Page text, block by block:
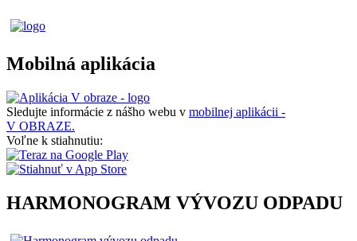
Mobilná aplikácia
Sledujte informácie z nášho webu v mobilnej aplikácii -
V OBRAZE.
Voľne k stiahnutiu:
HARMONOGRAM VÝVOZU ODPADU